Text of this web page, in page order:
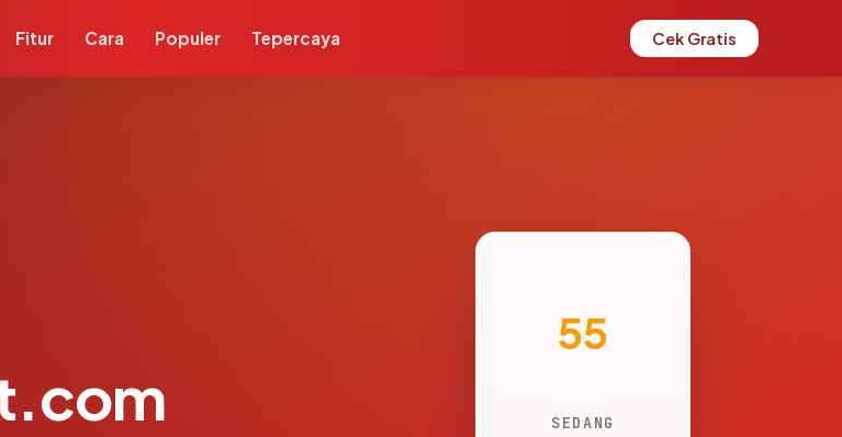
Fitur Cara Populer Tepercaya Cek Gratis
55
SEDANG